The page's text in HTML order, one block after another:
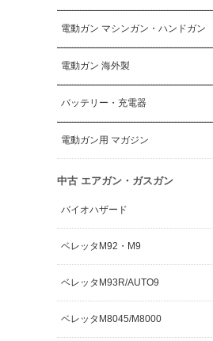
電動ガン マシンガン・ハンドガン
電動ガン 海外製
バッテリー・充電器
電動ガン用 マガジン
中古 エアガン・ガスガン
バイオハザード
ベレッタM92・M9
ベレッタM93R/AUTO9
ベレッタM8045/M8000